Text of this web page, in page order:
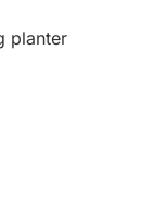
planter